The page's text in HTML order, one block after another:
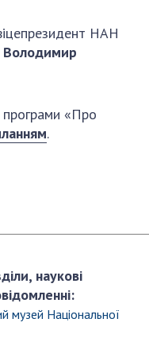
НАН України
НАН
Володимир
програми «Про
.
наукові
музей Національної